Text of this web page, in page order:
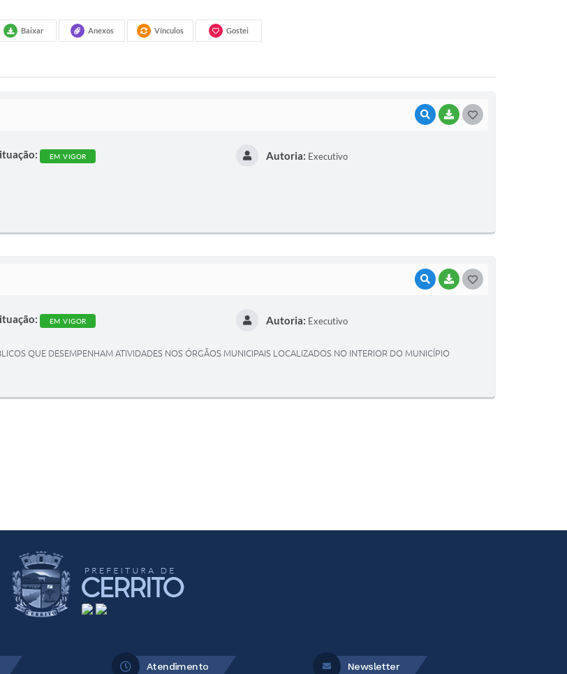
Baixar Anexos Vínculos Gostei
VISUALIZAR
BAIXAR
EM VIGOR Autoria: Executivo
VISUALIZAR
BAIXAR
EM VIGOR Autoria: Executivo
QUE DESEMPENHAM ATIVIDADES NOS ÓRGÃOS MUNICIPAIS LOCALIZADOS NO INTERIOR DO MUNICÍPIO
Atendimento Newsletter